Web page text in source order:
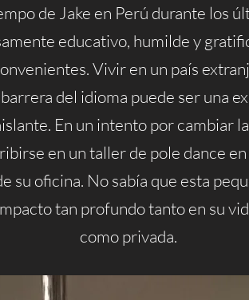
de Jake en Perú durante los
educativo, humilde y
Vivir en un país
del idioma puede ser una
En un intento por cambiar
en un taller de pole dance
su oficina. No sabía que esta
tan profundo tanto en su
como privada.